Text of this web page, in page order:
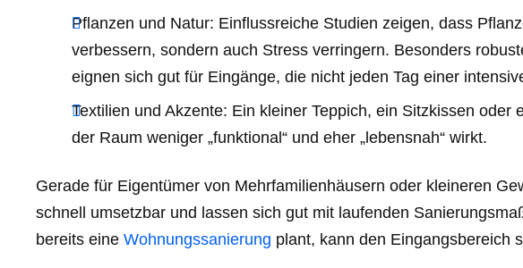
Pflanzen und Natur: Einflussreiche Studien zeigen, dass
verbessern, sondern auch Stress verringern. Besonders
eignen sich gut für Eingänge, die nicht jeden Tag einer
Textilien und Akzente: Ein kleiner Teppich, ein Sitzkissen
der Raum weniger „funktional“ und eher „lebensnah“ wirkt.
Gerade für Eigentümer von Mehrfamilienhäusern oder kleineren
schnell umsetzbar und lassen sich gut mit laufenden
bereits eine Wohnungssanierung plant, kann den Eingangsbereich